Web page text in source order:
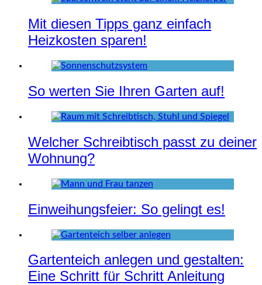
Mit diesen Tipps ganz einfach
Heizkosten sparen!
So werten Sie Ihren Garten auf!
Welcher Schreibtisch passt zu deiner
Wohnung?
Einweihungsfeier: So gelingt es!
Gartenteich anlegen und gestalten:
Eine Schritt für Schritt Anleitung